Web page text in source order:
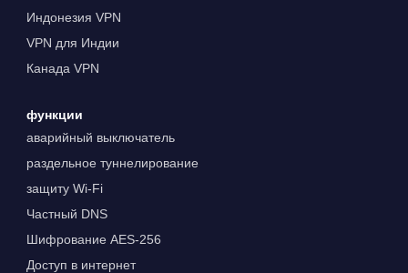
Индонезия VPN
VPN для Индии
Канада VPN
функции
аварийный выключатель
раздельное туннелирование
защиту Wi-Fi
Частный DNS
Шифрование AES-256
Доступ в интернет